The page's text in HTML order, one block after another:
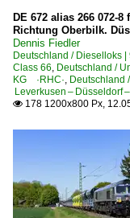
Halle
Hamburg-
Hannover
Hattingen
Herrath
DE 672 alias 266 072-
Richtung Oberbilk.
Dennis Fiedler
Deutschland /
Class 66, Deutschland /
KG ·RHC·, Deutschland
Leverkusen – Düsseldorf
 178 1200x800 Px,